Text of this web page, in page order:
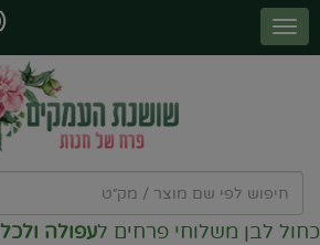
משלוחי פרחים לעפולה ולכל העמק